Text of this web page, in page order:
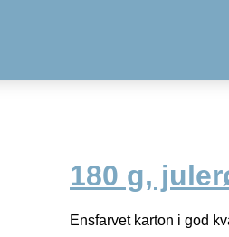
180 g,
Ensfarvet karton i god